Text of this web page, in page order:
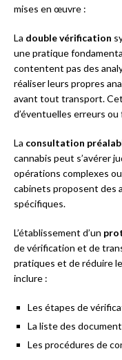
mises en œuvre :
La double vérification
une pratique
contentent pas des
réaliser leurs propres
avant tout transport.
d’éventuelles erreurs ou
La consultation
cannabis peut s’avérer
opérations complexes
cabinets proposent des
spécifiques.
L’établissement d’un
de vérification et de
pratiques et de réduire
inclure :
Les étapes de
La liste des
Les procédures de